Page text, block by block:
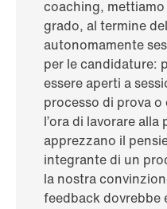
coaching,
grado, al termine
autonomamente
per le candidature:
essere aperti a
processo di prova
l’ora di lavorare
apprezzano il
integrante di un
la nostra
feedback dovrebbe